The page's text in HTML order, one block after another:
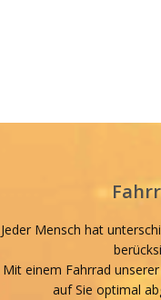
Jeder Mensch hat
Mit einem Fahrrad
auf Sie optimal